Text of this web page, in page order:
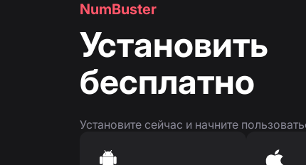
NumBuster
Установить
бесплатно
Установите сейчас и начните